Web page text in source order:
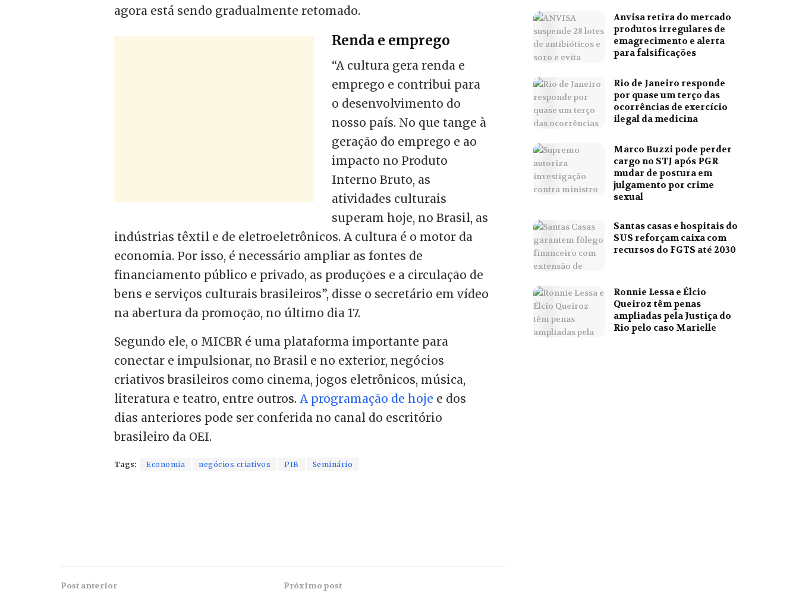
agora está sendo gradualmente retomado.
Renda e emprego
“A cultura gera renda e
emprego e contribui para
o desenvolvimento do
nosso país. No que tange à
geração do emprego e ao
impacto no Produto
Interno Bruto, as
atividades culturais
superam hoje, no Brasil, as
indústrias têxtil e de eletroeletrônicos. A cultura é o motor da
economia. Por isso, é necessário ampliar as fontes de
financiamento público e privado, as produções e a circulação de
bens e serviços culturais brasileiros”, disse o secretário em vídeo
na abertura da promoção, no último dia 17.
Segundo ele, o MICBR é uma plataforma importante para
conectar e impulsionar, no Brasil e no exterior, negócios
criativos brasileiros como cinema, jogos eletrônicos, música,
literatura e teatro, entre outros. A programação de hoje e dos
dias anteriores pode ser conferida no canal do escritório
brasileiro da OEI.
Tags: Economia negócios criativos PIB Seminário
Post anterior Próximo post
Anvisa retira do mercado
produtos irregulares de
emagrecimento e alerta
para falsificações
Rio de Janeiro responde
por quase um terço das
ocorrências de exercício
ilegal da medicina
Marco Buzzi pode perder
cargo no STJ após PGR
mudar de postura em
julgamento por crime
sexual
Santas casas e hospitais do
SUS reforçam caixa com
recursos do FGTS até 2030
Ronnie Lessa e Élcio
Queiroz têm penas
ampliadas pela Justiça do
Rio pelo caso Marielle